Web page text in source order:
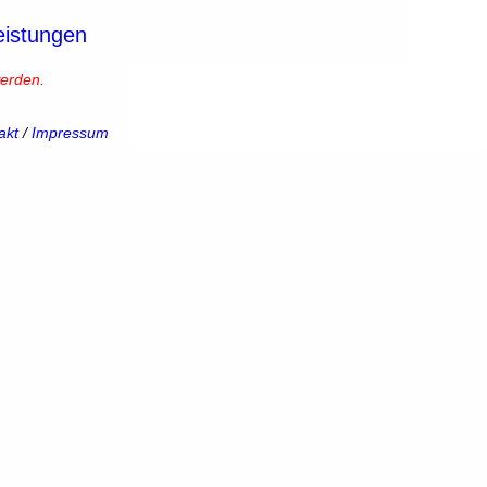
/Impressum